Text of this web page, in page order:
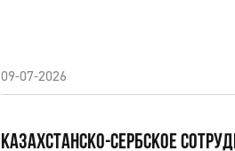
09-07-2026
КАЗАХСТАНСКО-СЕРБСКОЕ